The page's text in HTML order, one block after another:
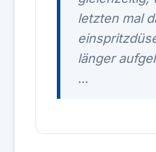
letzten mal
länger
...